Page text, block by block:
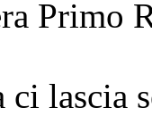
Primo
ci